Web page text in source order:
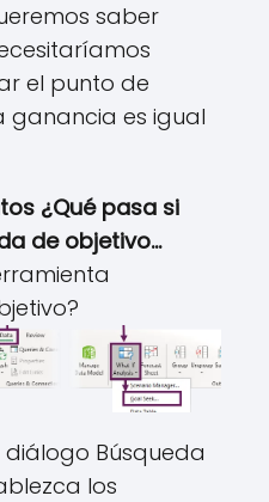
saber
el punto de
ganancia es igual
¿Qué pasa si
de objetivo...
Búsqueda
los